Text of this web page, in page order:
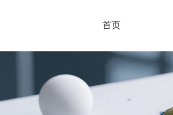
首页